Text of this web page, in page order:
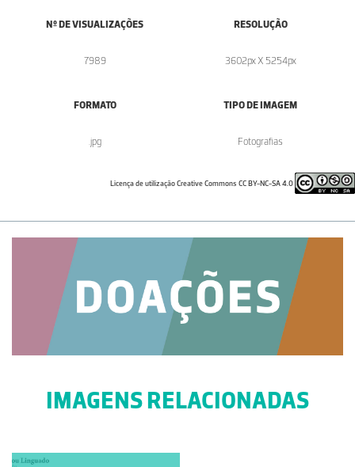
Nº DE VISUALIZAÇÕES
7989
RESOLUÇÃO
3602px X 5254px
FORMATO
.jpg
TIPO DE IMAGEM
Fotografias
Licença de utilização Creative Commons CC BY-NC-SA 4.0
IMAGENS RELACIONADAS